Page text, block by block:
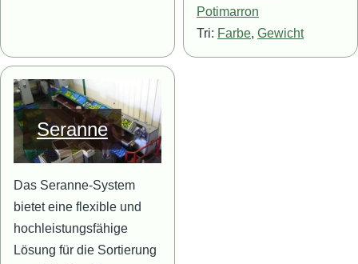
Potimarron
Tri: Farbe, Gewicht
Bild
Seranne
Das Seranne-System
bietet eine flexible und
hochleistungsfähige
Lösung für die Sortierung